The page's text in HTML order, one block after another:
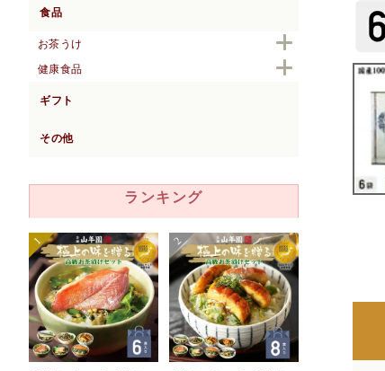
食品
お茶うけ
健康食品
ギフト
その他
ランキング